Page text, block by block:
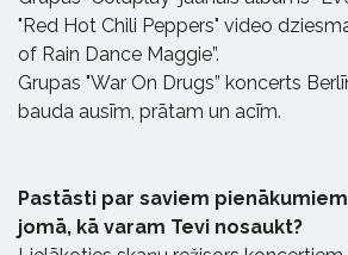
"Red Hot Chili Peppers" video
of Rain Dance Maggie”.
Grupas "War On Drugs” koncerts
bauda ausīm, prātam un acīm.
Pastāsti par saviem
jomā, kā varam Tevi nosaukt?